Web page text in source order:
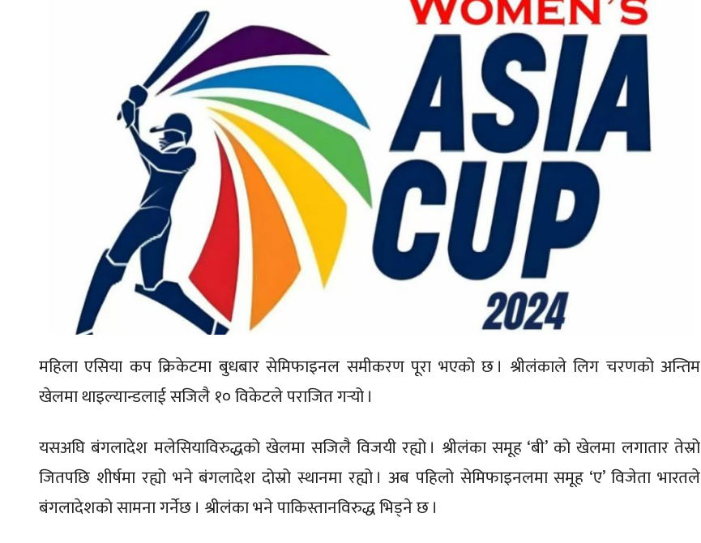
महिला एसिया कप क्रिकेटमा बुधबार सेमिफाइनल समीकरण पूरा भएको छ । श्रीलंकाले लिग चरणको अन्तिम
खेलमा थाइल्यान्डलाई सजिलै १० विकेटले पराजित गर्‍यो ।
यसअघि बंगलादेश मलेसियाविरुद्धको खेलमा सजिलै विजयी रह्यो । श्रीलंका समूह ‘बी’ को खेलमा लगातार तेस्रो
जितपछि शीर्षमा रह्यो भने बंगलादेश दोस्रो स्थानमा रह्यो । अब पहिलो सेमिफाइनलमा समूह ‘ए’ विजेता भारतले
बंगलादेशको सामना गर्नेछ । श्रीलंका भने पाकिस्तानविरुद्ध भिड्ने छ ।